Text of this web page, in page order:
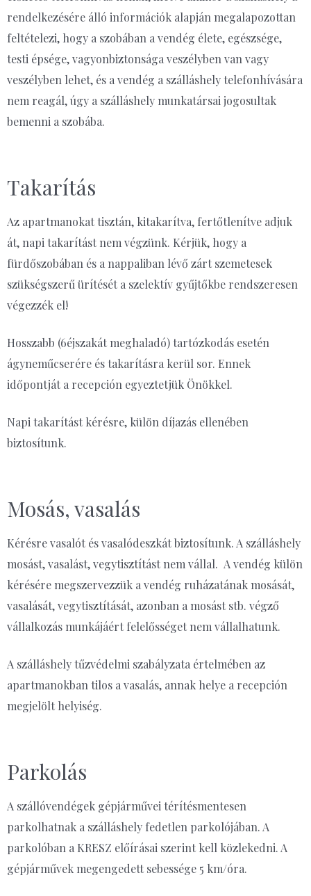
rendelkezésére álló információk alapján megalapozottan
feltételezi, hogy a szobában a vendég élete, egészsége,
testi épsége, vagyonbiztonsága veszélyben van vagy
veszélyben lehet, és a vendég a szálláshely telefonhívására
nem reagál, úgy a szálláshely munkatársai jogosultak
bemenni a szobába.
Takarítás
Az apartmanokat tisztán, kitakarítva, fertőtlenítve adjuk
át, napi takarítást nem végzünk. Kérjük, hogy a
fürdőszobában és a nappaliban lévő zárt szemetesek
szükségszerű ürítését a szelektív gyűjtőkbe rendszeresen
végezzék el!
Hosszabb (6éjszakát meghaladó) tartózkodás esetén
ágyneműcserére és takarításra kerül sor. Ennek
időpontját a recepción egyeztetjük Önökkel.
Napi takarítást kérésre, külön díjazás ellenében
biztosítunk.
Mosás, vasalás
Kérésre vasalót és vasalódeszkát biztosítunk. A szálláshely
mosást, vasalást, vegytisztítást nem vállal. A vendég külön
kérésére megszervezzük a vendég ruházatának mosását,
vasalását, vegytisztítását, azonban a mosást stb. végző
vállalkozás munkájáért felelősséget nem vállalhatunk.
A szálláshely tűzvédelmi szabályzata értelmében az
apartmanokban tilos a vasalás, annak helye a recepción
megjelölt helyiség.
Parkolás
A szállóvendégek gépjárművei térítésmentesen
parkolhatnak a szálláshely fedetlen parkolójában. A
parkolóban a KRESZ előírásai szerint kell közlekedni. A
gépjárművek megengedett sebessége 5 km/óra.